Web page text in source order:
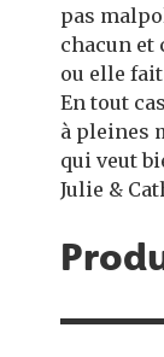
pas
chacun et
ou elle fait
En tout
à pleines
qui veut
Julie &